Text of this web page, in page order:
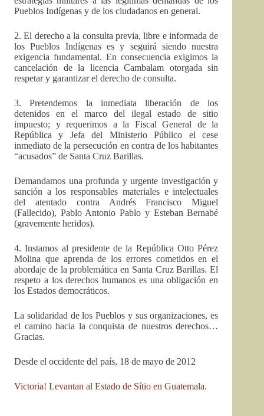
Pueblos Indígenas y de los ciudadanos en general.
2. El derecho a la consulta previa, libre e informada de
los Pueblos Indígenas es y seguirá siendo nuestra
exigencia fundamental. En consecuencia exigimos la
cancelación de la licencia Cambalam otorgada sin
respetar y garantizar el derecho de consulta.
3. Pretendemos la inmediata liberación de los
detenidos en el marco del ilegal estado de sitio
impuesto; y requerimos a la Fiscal General de la
República y Jefa del Ministerio Público el cese
inmediato de la persecución en contra de los habitantes
“acusados” de Santa Cruz Barillas.
Demandamos una profunda y urgente investigación y
sanción a los responsables materiales e intelectuales
del atentado contra Andrés Francisco Miguel
(Fallecido), Pablo Antonio Pablo y Esteban Bernabé
(gravemente heridos).
4. Instamos al presidente de la República Otto Pérez
Molina que aprenda de los errores cometidos en el
abordaje de la problemática en Santa Cruz Barillas. El
respeto a los derechos humanos es una obligación en
los Estados democráticos.
La solidaridad de los Pueblos y sus organizaciones, es
el camino hacia la conquista de nuestros derechos…
Gracias.
Desde el occidente del país, 18 de mayo de 2012
Victoria! Levantan al Estado de Sítio en Guatemala.